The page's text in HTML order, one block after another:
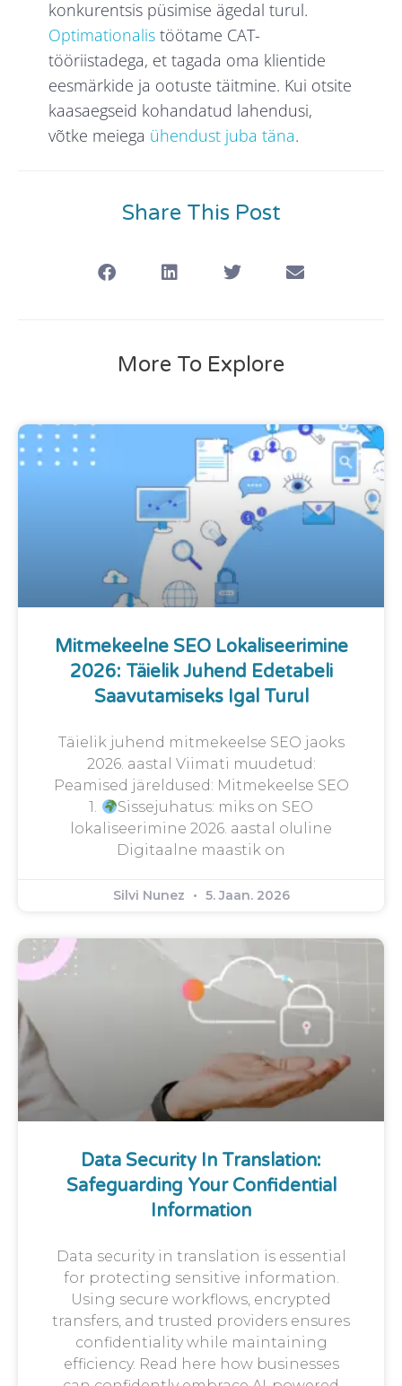
konkurentsis püsimise ägedal turul.
Optimationalis töötame CAT-
tööriistadega, et tagada oma klientide
eesmärkide ja ootuste täitmine. Kui otsite
kaasaegseid kohandatud lahendusi,
võtke meiega ühendust juba täna.
Share This Post
More To Explore
Mitmekeelne SEO Lokaliseerimine
2026: Täielik Juhend Edetabeli
Saavutamiseks Igal Turul
Täielik juhend mitmekeelse SEO jaoks
2026. aastal Viimati muudetud:
Peamised järeldused: Mitmekeelse SEO
1.
Sissejuhatus: miks on SEO
lokaliseerimine 2026. aastal oluline
Digitaalne maastik on
Silvi Nunez 5. Jaan. 2026
Data Security In Translation:
Safeguarding Your Confidential
Information
Data security in translation is essential
for protecting sensitive information.
Using secure workflows, encrypted
transfers, and trusted providers ensures
confidentiality while maintaining
efficiency. Read here how businesses